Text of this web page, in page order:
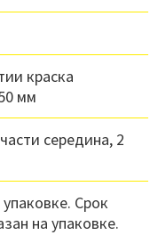
краска
мм
середина, 2
Срок
на упаковке.